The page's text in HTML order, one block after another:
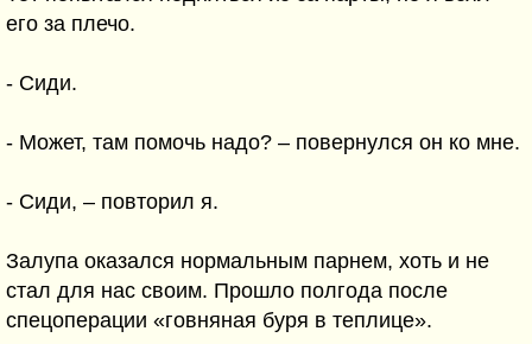
его за плечо.
- Сиди.
- Может, там помочь надо? – повернулся он ко мне.
- Сиди, – повторил я.
Залупа оказался нормальным парнем, хоть и не
стал для нас своим. Прошло полгода после
спецоперации «говняная буря в теплице».